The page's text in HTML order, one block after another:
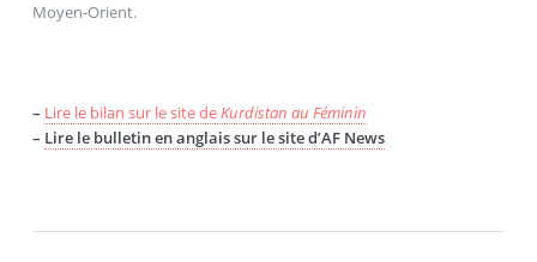
Moyen-Orient.
– Lire le bilan sur le site deKurdistan au Féminin
– Lire le bulletin en anglais sur le site d’AF News